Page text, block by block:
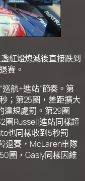
紅燈熄滅後直接跌到
賽。
航+進站”節奏。第
；第25圈，差距擴大
違規處罰。第29圈
圈Russell進站同樣超
也同樣收到5秒罰
退賽，McLaren車隊
圈，Gasly同樣因維